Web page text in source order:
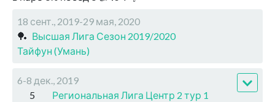
18 сент., 2019-29 мая, 2020
🏓 Высшая Лига Сезон 2019/2020
Тайфун (Умань)
6-8 дек., 2019
5
Региональная Лига Центр 2 тур 1